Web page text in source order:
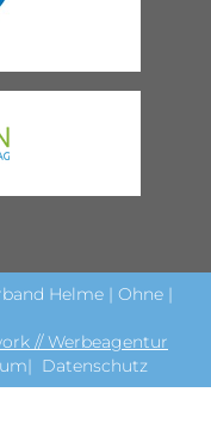
Helme | Ohne |
// Werbeagentur
Datenschutz